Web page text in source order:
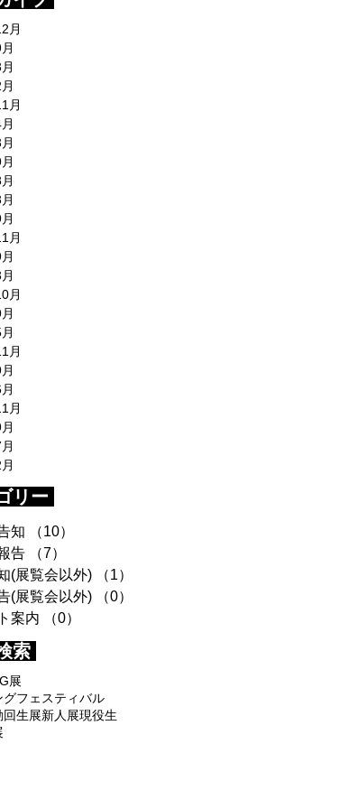
月
月
月
月
月
月
リー
知 （10）
告
（7）
(展覧会以外)
（1）
(展覧会以外)
（0）
案内
（0）
索
展
グフェスティバル
回生展新人展現役生